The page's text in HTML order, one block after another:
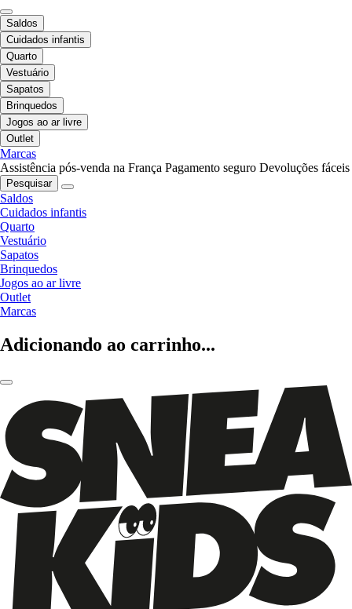
Saldos
Cuidados infantis
Quarto
Vestuário
Sapatos
Brinquedos
Jogos ao ar livre
Outlet
Marcas
Assistência pós-venda na França Pagamento seguro Devoluções fáceis
Pesquisar
Saldos
Cuidados infantis
Quarto
Vestuário
Sapatos
Brinquedos
Jogos ao ar livre
Outlet
Marcas
Adicionando ao carrinho...